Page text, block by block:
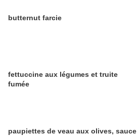
butternut farcie
fettuccine aux légumes et truite
fumée
paupiettes de veau aux olives, sauce